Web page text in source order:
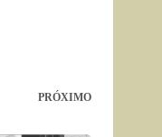
PRÓXIMO